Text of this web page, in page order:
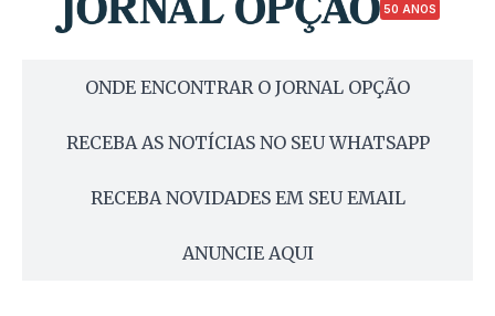
50 ANOS
ONDE ENCONTRAR O JORNAL OPÇÃO
RECEBA AS NOTÍCIAS NO SEU WHATSAPP
RECEBA NOVIDADES EM SEU EMAIL
ANUNCIE AQUI